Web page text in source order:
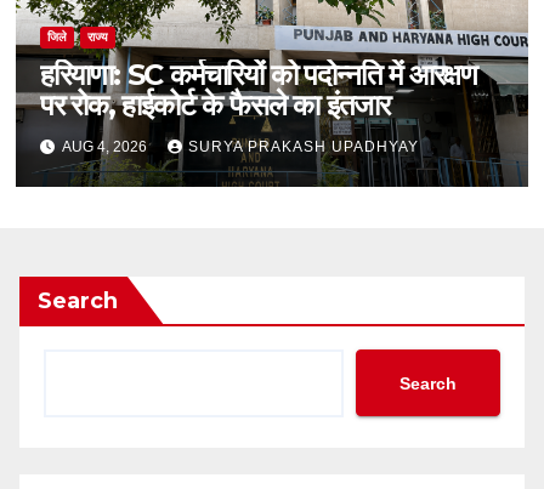
जिले राज्य
हरियाणा: SC कर्मचारियों को पदोन्नति में आरक्षण
पर रोक, हाईकोर्ट के फैसले का इंतजार
AUG 4, 2026 SURYA PRAKASH UPADHYAY
Search
Search